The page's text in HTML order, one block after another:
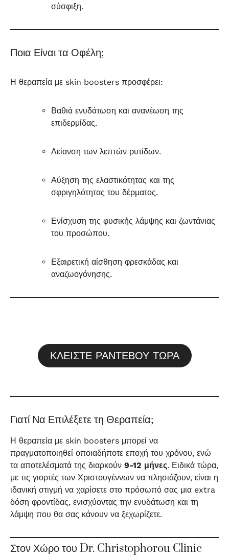
σύσφιξη.
Ποια Είναι τα Οφέλη;
Η θεραπεία με skin boosters προσφέρει:
Βαθιά ενυδάτωση και ανανέωση της
επιδερμίδας.
Λείανση των λεπτών ρυτίδων.
Αύξηση της ελαστικότητας και της
σφριγηλότητας του δέρματος.
Ενίσχυση της φυσικής λάμψης και ζωντάνιας
του προσώπου.
Εξαιρετική αίσθηση φρεσκάδας και
αναζωογόνησης.
ΚΛΕΙΣΤΕ ΡΑΝΤΕΒΟΥ ΤΩΡΑ
Γιατί Να Επιλέξετε τη Θεραπεία;
Η θεραπεία με skin boosters μπορεί να
πραγματοποιηθεί οποιαδήποτε εποχή του χρόνου, ενώ
τα αποτελέσματά της διαρκούν 9-12 μήνες. Ειδικά τώρα,
με τις γιορτές των Χριστουγέννων να πλησιάζουν, είναι η
ιδανική στιγμή να χαρίσετε στο πρόσωπό σας μια extra
δόση φροντίδας, ενισχύοντας την ενυδάτωση και τη
λάμψη που θα σας κάνουν να ξεχωρίζετε.
Στον Χώρο του Dr. Christophorou Clinic